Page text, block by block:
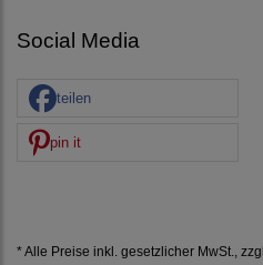
Social Media
teilen
pin it
* Alle Preise inkl. gesetzlicher MwSt., zzgl.